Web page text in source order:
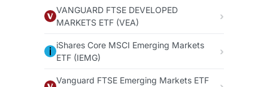
VANGUARD FTSE DEVELOPED
MARKETS ETF (VEA)
iShares Core MSCI Emerging Markets
ETF (IEMG)
Vanguard FTSE Emerging Markets ETF